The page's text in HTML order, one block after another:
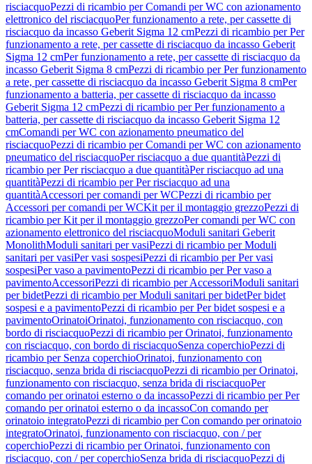
risciacquoPezzi di ricambio per Comandi per WC con azionamento
elettronico del risciacquoPer funzionamento a rete, per cassette di
risciacquo da incasso Geberit Sigma 12 cmPezzi di ricambio per Per
funzionamento a rete, per cassette di risciacquo da incasso Geberit
Sigma 12 cmPer funzionamento a rete, per cassette di risciacquo da
incasso Geberit Sigma 8 cmPezzi di ricambio per Per funzionamento
a rete, per cassette di risciacquo da incasso Geberit Sigma 8 cmPer
funzionamento a batteria, per cassette di risciacquo da incasso
Geberit Sigma 12 cmPezzi di ricambio per Per funzionamento a
batteria, per cassette di risciacquo da incasso Geberit Sigma 12
cmComandi per WC con azionamento pneumatico del
risciacquoPezzi di ricambio per Comandi per WC con azionamento
pneumatico del risciacquoPer risciacquo a due quantitàPezzi di
ricambio per Per risciacquo a due quantitàPer risciacquo ad una
quantitàPezzi di ricambio per Per risciacquo ad una
quantitàAccessori per comandi per WCPezzi di ricambio per
Accessori per comandi per WCKit per il montaggio grezzoPezzi di
ricambio per Kit per il montaggio grezzoPer comandi per WC con
azionamento elettronico del risciacquoModuli sanitari Geberit
MonolithModuli sanitari per vasiPezzi di ricambio per Moduli
sanitari per vasiPer vasi sospesiPezzi di ricambio per Per vasi
sospesiPer vaso a pavimentoPezzi di ricambio per Per vaso a
pavimentoAccessoriPezzi di ricambio per AccessoriModuli sanitari
per bidetPezzi di ricambio per Moduli sanitari per bidetPer bidet
sospesi e a pavimentoPezzi di ricambio per Per bidet sospesi e a
pavimentoOrinatoiOrinatoi, funzionamento con risciacquo, con
bordo di risciacquoPezzi di ricambio per Orinatoi, funzionamento
con risciacquo, con bordo di risciacquoSenza coperchioPezzi di
ricambio per Senza coperchioOrinatoi, funzionamento con
risciacquo, senza brida di risciacquoPezzi di ricambio per Orinatoi,
funzionamento con risciacquo, senza brida di risciacquoPer
comando per orinatoi esterno o da incassoPezzi di ricambio per Per
comando per orinatoi esterno o da incassoCon comando per
orinatoio integratoPezzi di ricambio per Con comando per orinatoio
integratoOrinatoi, funzionamento con risciacquo, con / per
coperchioPezzi di ricambio per Orinatoi, funzionamento con
risciacquo, con / per coperchioSenza brida di risciacquoPezzi di